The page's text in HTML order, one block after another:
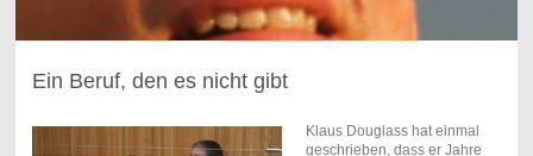
Ein Beruf, den es nicht gibt
Klaus Douglass hat einmal
geschrieben, dass er Jahre